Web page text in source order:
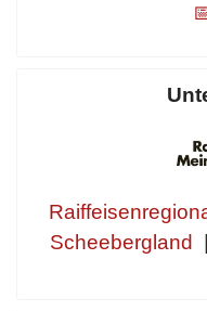
Scheebergland